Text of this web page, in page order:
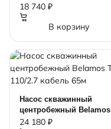
3SD-113 (3", напор 113м,
кабель 65м)
18 740 ₽
В корзину
Насос скважинный
центробежный Belamos
TF3-110/2.7 кабель 65м
24 180 ₽